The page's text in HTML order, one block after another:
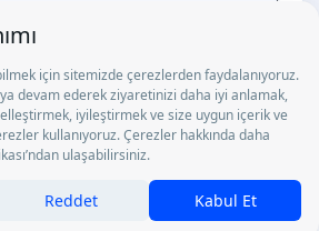
Gönder
amacıyla kullanılır ve KVKK kapsamında